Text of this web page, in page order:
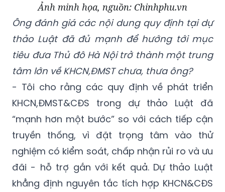
Ảnh minh họa, nguồn: Chinhphu.vn
Ông đánh giá các nội dung quy định tại dự
thảo Luật đã đủ mạnh để hướng tới mục
tiêu đưa Thủ đô Hà Nội trở thành một trung
tâm lớn về KHCN,ĐMST chưa, thưa ông?
- Tôi cho rằng các quy định về phát triển
KHCN,ĐMST&CĐS trong dự thảo Luật đã
“mạnh hơn một bước” so với cách tiếp cận
truyền thống, vì đặt trọng tâm vào thử
nghiệm có kiểm soát, chấp nhận rủi ro và ưu
đãi - hỗ trợ gắn với kết quả. Dự thảo Luật
khẳng định nguyên tắc tích hợp KHCN&CĐS